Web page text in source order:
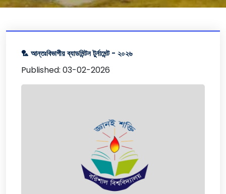
🏸 আন্তঃবিভাগীয় ব্যাডমিন্টন টুর্নামেন্ট - ২০২৬
Published: 03-02-2026